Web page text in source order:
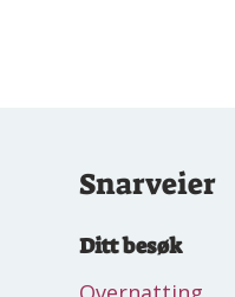
Snarveier
Ditt besøk